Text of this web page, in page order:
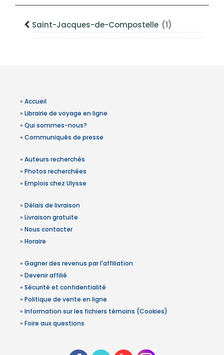
Saint-Jacques-de-Compostelle (1)
» Accueil
» Librairie de voyage en ligne
» Qui sommes-nous?
» Communiqués de presse
» Auteurs recherchés
» Photos recherchées
» Emplois chez Ulysse
» Délais de livraison
» Livraison gratuite
» Nous contacter
» Horaire
» Gagner des revenus par l'affiliation
» Devenir affilié
» Sécurité et confidentialité
» Politique de vente en ligne
» Information sur les fichiers témoins (Cookies)
» Foire aux questions